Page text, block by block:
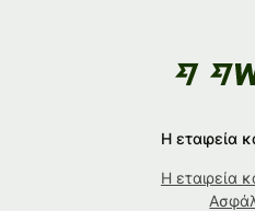
Η εταιρεία
Η εταιρεία